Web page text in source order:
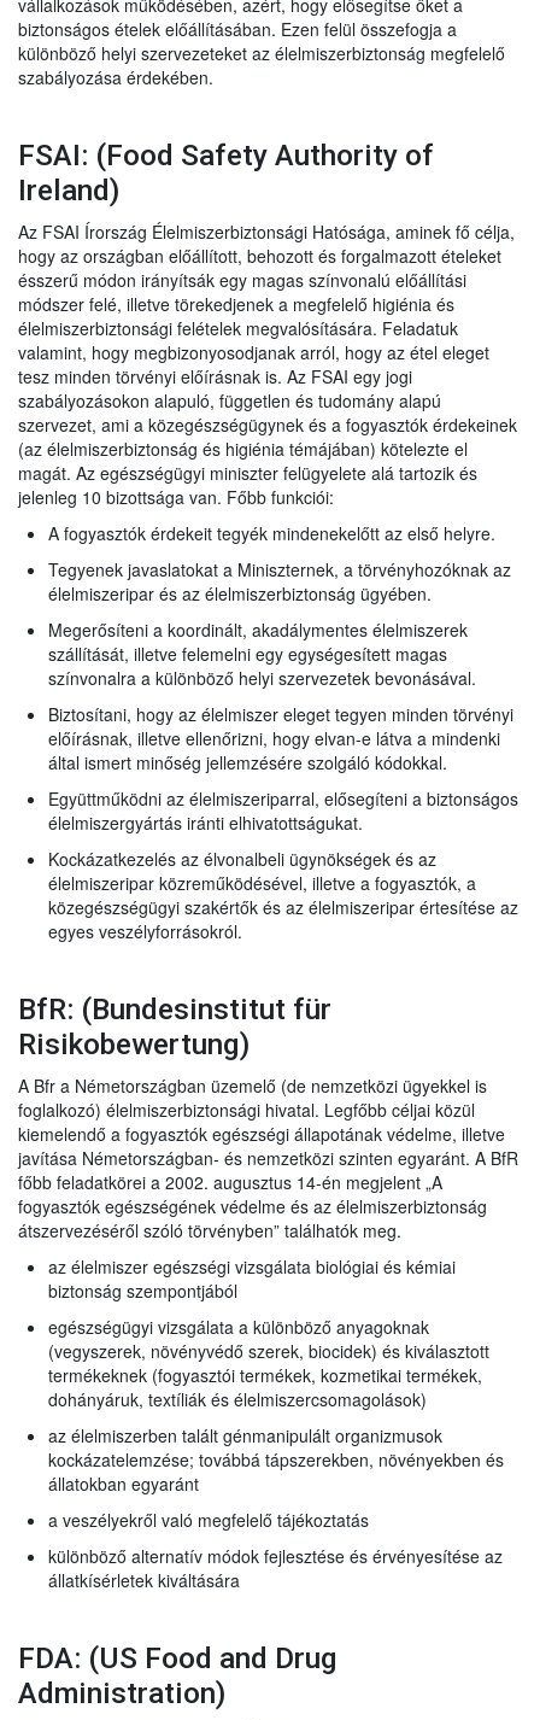
biztonságos ételek előállításában. Ezen felül összefogja a
különböző helyi szervezeteket az élelmiszerbiztonság megfelelő
szabályozása érdekében.
FSAI: (Food Safety Authority of
Ireland)
Az FSAI Írország Élelmiszerbiztonsági Hatósága, aminek fő célja,
hogy az országban előállított, behozott és forgalmazott ételeket
ésszerű módon irányítsák egy magas színvonalú előállítási
módszer felé, illetve törekedjenek a megfelelő higiénia és
élelmiszerbiztonsági felételek megvalósítására. Feladatuk
valamint, hogy megbizonyosodjanak arról, hogy az étel eleget
tesz minden törvényi előírásnak is. Az FSAI egy jogi
szabályozásokon alapuló, független és tudomány alapú
szervezet, ami a közegészségügynek és a fogyasztók érdekeinek
(az élelmiszerbiztonság és higiénia témájában) kötelezte el
magát. Az egészségügyi miniszter felügyelete alá tartozik és
jelenleg 10 bizottsága van. Főbb funkciói:
A fogyasztók érdekeit tegyék mindenekelőtt az első helyre.
Tegyenek javaslatokat a Miniszternek, a törvényhozóknak az
élelmiszeripar és az élelmiszerbiztonság ügyében.
Megerősíteni a koordinált, akadálymentes élelmiszerek
szállítását, illetve felemelni egy egységesített magas
színvonalra a különböző helyi szervezetek bevonásával.
Biztosítani, hogy az élelmiszer eleget tegyen minden törvényi
előírásnak, illetve ellenőrizni, hogy elvan-e látva a mindenki
által ismert minőség jellemzésére szolgáló kódokkal.
Együttműködni az élelmiszeriparral, elősegíteni a biztonságos
élelmiszergyártás iránti elhivatottságukat.
Kockázatkezelés az élvonalbeli ügynökségek és az
élelmiszeripar közreműködésével, illetve a fogyasztók, a
közegészségügyi szakértők és az élelmiszeripar értesítése az
egyes veszélyforrásokról.
BfR: (Bundesinstitut für
Risikobewertung)
A Bfr a Németországban üzemelő (de nemzetközi ügyekkel is
foglalkozó) élelmiszerbiztonsági hivatal. Legfőbb céljai közül
kiemelendő a fogyasztók egészségi állapotának védelme, illetve
javítása Németországban- és nemzetközi szinten egyaránt. A BfR
főbb feladatkörei a 2002. augusztus 14-én megjelent „A
fogyasztók egészségének védelme és az élelmiszerbiztonság
átszervezéséről szóló törvényben” találhatók meg.
az élelmiszer egészségi vizsgálata biológiai és kémiai
biztonság szempontjából
egészségügyi vizsgálata a különböző anyagoknak
(vegyszerek, növényvédő szerek, biocidek) és kiválasztott
termékeknek (fogyasztói termékek, kozmetikai termékek,
dohányáruk, textíliák és élelmiszercsomagolások)
az élelmiszerben talált génmanipulált organizmusok
kockázatelemzése; továbbá tápszerekben, növényekben és
állatokban egyaránt
a veszélyekről való megfelelő tájékoztatás
különböző alternatív módok fejlesztése és érvényesítése az
állatkísérletek kiváltására
FDA: (US Food and Drug
Administration)